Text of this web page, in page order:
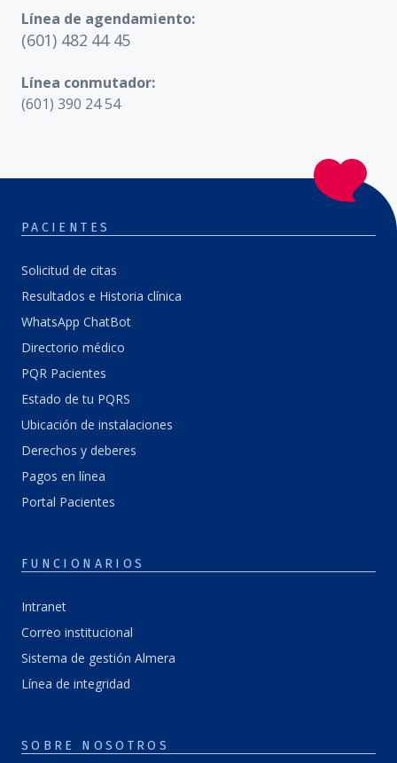
Línea de agendamiento:
(601) 482 44 45
Línea conmutador:
(601) 390 24 54
PACIENTES
Solicitud de citas
Resultados e Historia clínica
WhatsApp ChatBot
Directorio médico
PQR Pacientes
Estado de tu PQRS
Ubicación de instalaciones
Derechos y deberes
Pagos en línea
Portal Pacientes
FUNCIONARIOS
Intranet
Correo institucional
Sistema de gestión Almera
Línea de integridad
SOBRE NOSOTROS